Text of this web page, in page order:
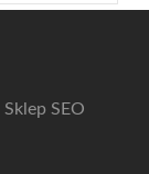
Sklep SEO